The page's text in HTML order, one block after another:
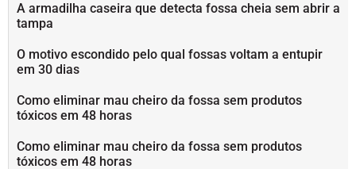
A armadilha caseira que detecta fossa cheia sem abrir a
tampa
O motivo escondido pelo qual fossas voltam a entupir
em 30 dias
Como eliminar mau cheiro da fossa sem produtos
tóxicos em 48 horas
Como eliminar mau cheiro da fossa sem produtos
tóxicos em 48 horas